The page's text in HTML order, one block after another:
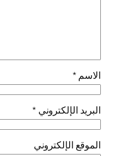
الاسم*
البريد الإلكتروني *
الموقع الإلكتروني